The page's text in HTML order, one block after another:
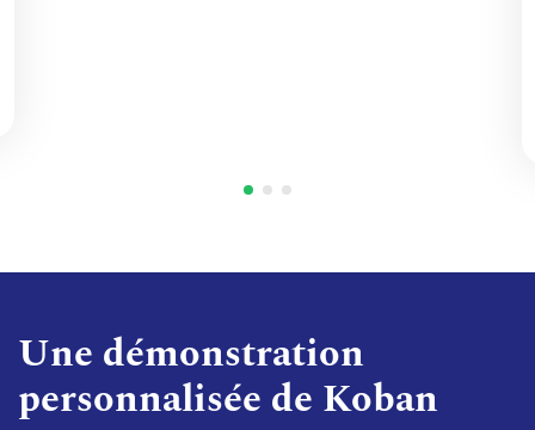
Une démonstration
personnalisée de Koban